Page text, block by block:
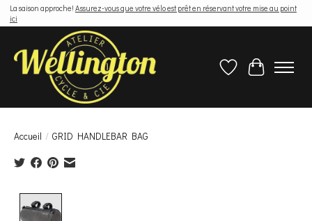
La saison approche! Assurez-vous que votre vélo est prêt en réservant votre mise au point
ici
Liste de souhaits
Panier
Accueil / GRID HANDLEBAR BAG